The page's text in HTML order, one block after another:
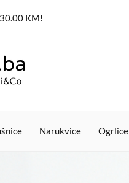
KM!
Narukvice Ogrlice